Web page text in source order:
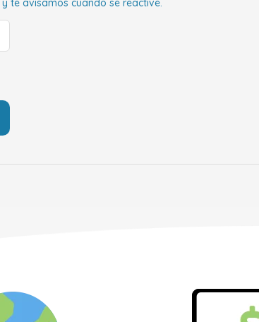
te avisamos cuando se reactive.